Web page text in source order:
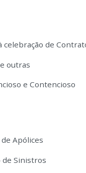
celebração de
outras
e Contencioso
Apólices
de Sinistros